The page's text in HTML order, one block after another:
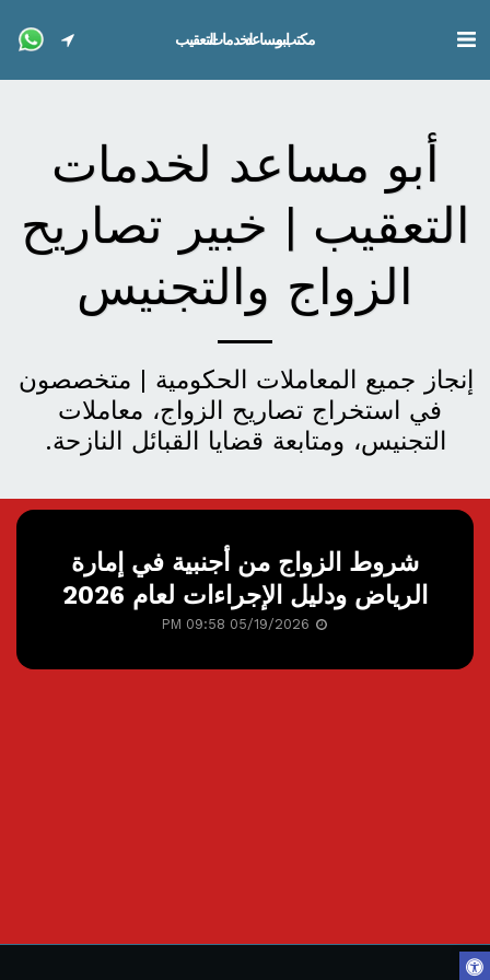
مكتب ابو مساعد لخدمات التعقيب
أبو مساعد لخدمات
التعقيب | خبير تصاريح
الزواج والتجنيس
التجنيس، ومتابعة قضايا القبائل النازحة.
شروط الزواج من أجنبية في إمارة
الرياض ودليل الإجراءات لعام 2026